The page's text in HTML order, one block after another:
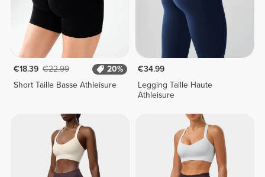
€18.39 €22.99
20%
Short Taille Basse Athleisure
€34.99
Legging Taille Haute
Athleisure